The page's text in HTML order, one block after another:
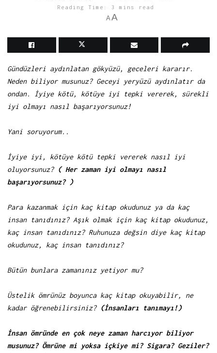
Reading Time: 3 mins read
A A
Gündüzleri aydınlatan gökyüzü, geceleri kararır.
Neden biliyor musunuz? Geceyi yeryüzü aydınlatır da
ondan. İyiye kötü, kötüye iyi tepki vererek, sürekli
iyi olmayı nasıl başarıyorsunuz!
Yani soruyorum..
İyiye iyi, kötüye kötü tepki vererek nasıl iyi
oluyorsunuz? ( Her zaman iyi olmayı nasıl
başarıyorsunuz? )
Para kazanmak için kaç kitap okudunuz ya da kaç
insan tanıdınız? Aşık olmak için kaç kitap okudunuz,
kaç insan tanıdınız? Ruhunuza değsin diye kaç kitap
okudunuz, kaç insan tanıdınız?
Bütün bunlara zamanınız yetiyor mu?
Üstelik ömrünüz boyunca kaç kitap okuyabilir, ne
kadar öğrenebilirsiniz? (İnsanları tanımayı!)
İnsan ömründe en çok neye zaman harcıyor biliyor
musunuz? Ömrüne mi yoksa içkiye mi? Sigara? Geziler?